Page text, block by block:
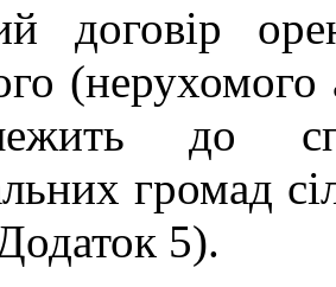
договір
до
громад
5).